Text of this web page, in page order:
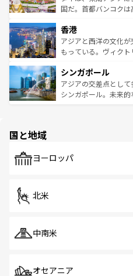
覧を参照してほしい。
醸し出している。ま
とつ。フォーやバイン
ひ現地で味わいたい
が旅行者を迎えてく
参照してほしい。
国だ。首都バンコク
の活気が交差している
帯で自然と触れ合い
いビーチでリゾート
激する。気候は一年中
が待っている。親し
た文化、そして多様
香港
アジアと西洋の文化
もっている。ヴィク
み、どこを訪れても感
ており、効率よく見
うな絶景から文化的
シンガポール
アジアの交差点とし
シンガポール。未来
で、ホーカーズは地元
国と地域
ヨーロッパ
北米
中南米
オセアニア